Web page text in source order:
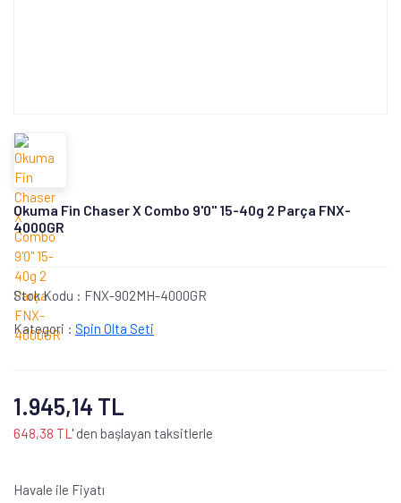
Okuma Fin Chaser X Combo 9'0'' 15-40g 2 Parça FNX-
4000GR
Stok Kodu : FNX-902MH-4000GR
Kategori : Spin Olta Seti
1.945,14 TL
648,38 TL ' den başlayan taksitlerle
Havale ile Fiyatı